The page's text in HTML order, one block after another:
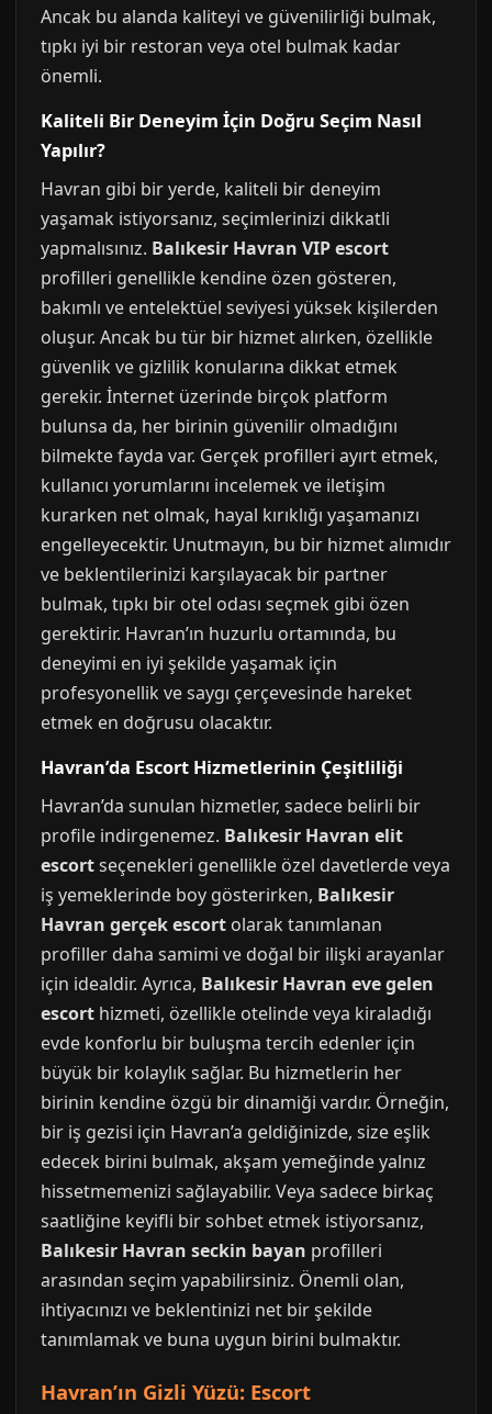
Ancak bu alanda kaliteyi ve güvenilirliği bulmak,
tıpkı iyi bir restoran veya otel bulmak kadar
önemli.
Kaliteli Bir Deneyim İçin Doğru Seçim Nasıl
Yapılır?
Havran gibi bir yerde, kaliteli bir deneyim
yaşamak istiyorsanız, seçimlerinizi dikkatli
yapmalısınız. Balıkesir Havran VIP escort
profilleri genellikle kendine özen gösteren,
bakımlı ve entelektüel seviyesi yüksek kişilerden
oluşur. Ancak bu tür bir hizmet alırken, özellikle
güvenlik ve gizlilik konularına dikkat etmek
gerekir. İnternet üzerinde birçok platform
bulunsa da, her birinin güvenilir olmadığını
bilmekte fayda var. Gerçek profilleri ayırt etmek,
kullanıcı yorumlarını incelemek ve iletişim
kurarken net olmak, hayal kırıklığı yaşamanızı
engelleyecektir. Unutmayın, bu bir hizmet alımıdır
ve beklentilerinizi karşılayacak bir partner
bulmak, tıpkı bir otel odası seçmek gibi özen
gerektirir. Havran’ın huzurlu ortamında, bu
deneyimi en iyi şekilde yaşamak için
profesyonellik ve saygı çerçevesinde hareket
etmek en doğrusu olacaktır.
Havran’da Escort Hizmetlerinin Çeşitliliği
Havran’da sunulan hizmetler, sadece belirli bir
profile indirgenemez. Balıkesir Havran elit
escortseçenekleri genellikle özel davetlerde veya
iş yemeklerinde boy gösterirken, Balıkesir
Havran gerçek escort olarak tanımlanan
profiller daha samimi ve doğal bir ilişki arayanlar
için idealdir. Ayrıca, Balıkesir Havran eve gelen
escort hizmeti, özellikle otelinde veya kiraladığı
evde konforlu bir buluşma tercih edenler için
büyük bir kolaylık sağlar. Bu hizmetlerin her
birinin kendine özgü bir dinamiği vardır. Örneğin,
bir iş gezisi için Havran’a geldiğinizde, size eşlik
edecek birini bulmak, akşam yemeğinde yalnız
hissetmemenizi sağlayabilir. Veya sadece birkaç
saatliğine keyifli bir sohbet etmek istiyorsanız,
Balıkesir Havran seckin bayan profilleri
arasından seçim yapabilirsiniz. Önemli olan,
ihtiyacınızı ve beklentinizi net bir şekilde
tanımlamak ve buna uygun birini bulmaktır.
Havran’ın Gizli Yüzü: Escort